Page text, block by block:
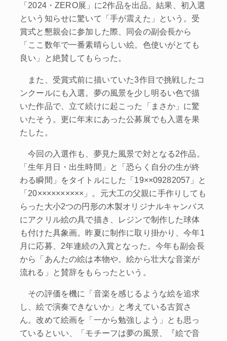
「2024・ZERO展」に2作品を出品。結果、初入選
という知らせに驚いて「手が震えた」という。受
賞式と懇親会に参加した際、同会の副会長から
「ここ数年で一番素晴らしい絵。色使いがとても
良い」と絶賛してもらった。
また、受賞式前に描いていた3作目で挑戦したコ
ンクールにも入選。夢の風景を少し明るい色で描
いた作品で、立て続けに起こった「まさか」に驚
いたそう。更に年末にあった公募展でも入選を果
たした。
今回の入選作も、夢見た風景で対となる2作品。
「生年月日・出生時間」と「恐らく自分の生が終
わる瞬間」をタイトルにした「19××09282057」と
「20××××××××××」。元大工の父親に手作りしても
らった大小2つの円形の木製オリジナルキャンバス
にアクリル絵の具で描き、レジンで制作した球体
も付けた具象画。昨夏に制作に取り掛かり、今年1
月に応募、2年連続の入賞となった。今年も副会長
から「あんたの絵は本物や。絵から壮大な音楽が
流れる」と賛辞をもらったという。
その評価を機に「音楽を感じるような絵を追求
し、絵で演奏できないか」と考えている古賀さ
ん。改めて絵画を「一から勉強しよう」とも思っ
ているといい、「モチーフは夢の風景、『絵で音